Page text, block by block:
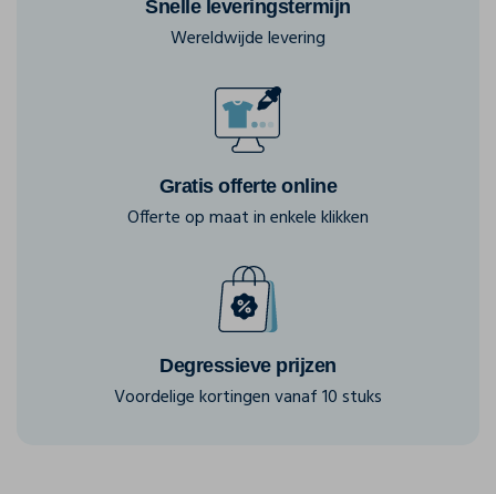
Snelle leveringstermijn
Wereldwijde levering
Gratis offerte online
Offerte op maat in enkele klikken
Degressieve prijzen
Voordelige kortingen vanaf 10 stuks